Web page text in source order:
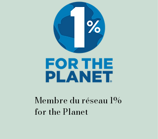
Membre du réseau 1%
for the Planet